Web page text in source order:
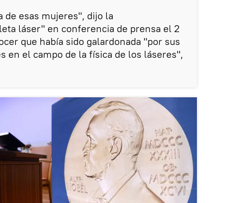
de esas mujeres", dijo la
láser" en conferencia de prensa el 2
que había sido galardonada "por sus
en el campo de la física de los láseres",